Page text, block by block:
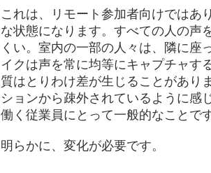
これは、リモート参加者向けではあ
な状態になります。すべての人の声
くい。室内の一部の人々は、隣に座
イクは声を常に均等にキャプチャす
質はとりわけ差が生じることがあり
ションから疎外されているように感
働く従業員にとって一般的なことです
明らかに、変化が必要です。